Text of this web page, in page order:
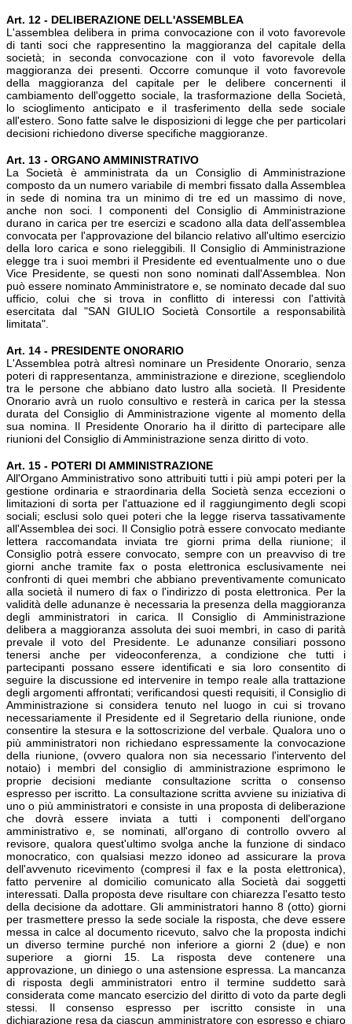
Art. 12 - DELIBERAZIONE DELL'ASSEMBLEA
L'assemblea delibera in prima convocazione con il voto favorevole
di tanti soci che rappresentino la maggioranza del capitale della
società; in seconda convocazione con il voto favorevole della
maggioranza dei presenti. Occorre comunque il voto favorevole
della maggioranza del capitale per le delibere concernenti il
cambiamento dell'oggetto sociale, la trasformazione della Società,
lo scioglimento anticipato e il trasferimento della sede sociale
all'estero. Sono fatte salve le disposizioni di legge che per particolari
decisioni richiedono diverse specifiche maggioranze.
Art. 13 - ORGANO AMMINISTRATIVO
La Società è amministrata da un Consiglio di Amministrazione
composto da un numero variabile di membri fissato dalla Assemblea
in sede di nomina tra un minimo di tre ed un massimo di nove,
anche non soci. I componenti del Consiglio di Amministrazione
durano in carica per tre esercizi e scadono alla data dell'assemblea
convocata per l'approvazione del bilancio relativo all'ultimo esercizio
della loro carica e sono rieleggibili. Il Consiglio di Amministrazione
elegge tra i suoi membri il Presidente ed eventualmente uno o due
Vice Presidente, se questi non sono nominati dall'Assemblea. Non
può essere nominato Amministratore e, se nominato decade dal suo
ufficio, colui che si trova in conflitto di interessi con l'attività
esercitata dal "SAN GIULIO Società Consortile a responsabilità
limitata".
Art. 14 - PRESIDENTE ONORARIO
L'Assemblea potrà altresì nominare un Presidente Onorario, senza
poteri di rappresentanza, amministrazione e direzione, scegliendolo
tra le persone che abbiano dato lustro alla società. Il Presidente
Onorario avrà un ruolo consultivo e resterà in carica per la stessa
durata del Consiglio di Amministrazione vigente al momento della
sua nomina. Il Presidente Onorario ha il diritto di partecipare alle
riunioni del Consiglio di Amministrazione senza diritto di voto.
Art. 15 - POTERI DI AMMINISTRAZIONE
All'Organo Amministrativo sono attribuiti tutti i più ampi poteri per la
gestione ordinaria e straordinaria della Società senza eccezioni o
limitazioni di sorta per l'attuazione ed il raggiungimento degli scopi
sociali; esclusi solo quei poteri che la legge riserva tassativamente
all'Assemblea dei soci. Il Consiglio potrà essere convocato mediante
lettera raccomandata inviata tre giorni prima della riunione; il
Consiglio potrà essere convocato, sempre con un preavviso di tre
giorni anche tramite fax o posta elettronica esclusivamente nei
confronti di quei membri che abbiano preventivamente comunicato
alla società il numero di fax o l'indirizzo di posta elettronica. Per la
validità delle adunanze è necessaria la presenza della maggioranza
degli amministratori in carica. Il Consiglio di Amministrazione
delibera a maggioranza assoluta dei suoi membri, in caso di parità
prevale il voto del Presidente. Le adunanze consiliari possono
tenersi anche per videoconferenza, a condizione che tutti i
partecipanti possano essere identificati e sia loro consentito di
seguire la discussione ed intervenire in tempo reale alla trattazione
degli argomenti affrontati; verificandosi questi requisiti, il Consiglio di
Amministrazione si considera tenuto nel luogo in cui si trovano
necessariamente il Presidente ed il Segretario della riunione, onde
consentire la stesura e la sottoscrizione del verbale. Qualora uno o
più amministratori non richiedano espressamente la convocazione
della riunione, (ovvero qualora non sia necessario l'intervento del
notaio) i membri del consiglio di amministrazione esprimono le
proprie decisioni mediante consultazione scritta o consenso
espresso per iscritto. La consultazione scritta avviene su iniziativa di
uno o più amministratori e consiste in una proposta di deliberazione
che dovrà essere inviata a tutti i componenti dell'organo
amministrativo e, se nominati, all'organo di controllo ovvero al
revisore, qualora quest'ultimo svolga anche la funzione di sindaco
monocratico, con qualsiasi mezzo idoneo ad assicurare la prova
dell'avvenuto ricevimento (compresi il fax e la posta elettronica),
fatto pervenire al domicilio comunicato alla Società dai soggetti
interessati. Dalla proposta deve risultare con chiarezza l'esatto testo
della decisione da adottare. Gli amministratori hanno 8 (otto) giorni
per trasmettere presso la sede sociale la risposta, che deve essere
messa in calce al documento ricevuto, salvo che la proposta indichi
un diverso termine purché non inferiore a giorni 2 (due) e non
superiore a giorni 15. La risposta deve contenere una
approvazione, un diniego o una astensione espressa. La mancanza
di risposta degli amministratori entro il termine suddetto sarà
considerata come mancato esercizio del diritto di voto da parte degli
stessi. Il consenso espresso per iscritto consiste in una
dichiarazione resa da ciascun amministratore con espresso e chiaro